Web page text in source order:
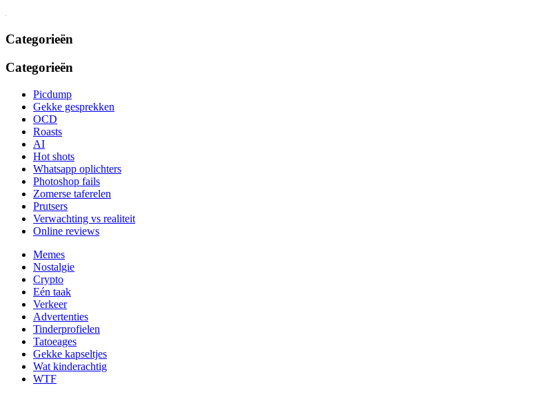
Categorieën
Categorieën
Picdump
Gekke gesprekken
OCD
Roasts
AI
Hot shots
Whatsapp oplichters
Photoshop fails
Zomerse taferelen
Prutsers
Verwachting vs realiteit
Online reviews
Memes
Nostalgie
Crypto
Eén taak
Verkeer
Advertenties
Tinderprofielen
Tatoeages
Gekke kapseltjes
Wat kinderachtig
WTF